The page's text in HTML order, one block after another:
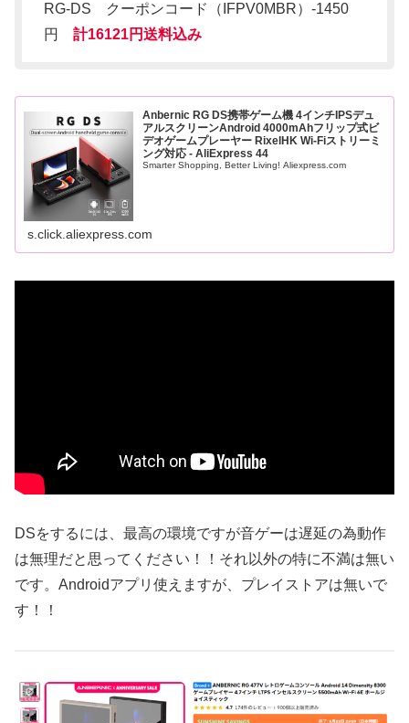
RG-DS クーポンコード（IFPV0MBR）-1450
円 計16121円送料込み
Anbernic RG DS携帯ゲーム機 4インチIPSデュ
アルスクリーンAndroid 4000mAhフリップ式ビ
デオゲームプレーヤー RixelHK Wi-Fiストリーミ
ング対応 - AliExpress 44
Smarter Shopping, Better Living! Aliexpress.com
s.click.aliexpress.com
DSをするには、最高の環境ですが音ゲーは遅延の為動作
は無理だと思ってください！！それ以外の特に不満は無い
です。Androidアプリ使えますが、プレイストアは無いで
す！！